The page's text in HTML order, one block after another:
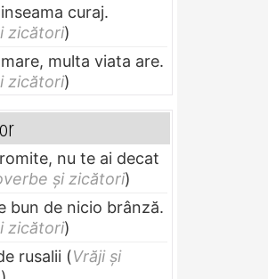
curaj.
zicători)
multa viata are.
zicători)
nu te ai decat
și zicători)
bun de nicio brânză.
zicători)
rusalii (Vrăji și